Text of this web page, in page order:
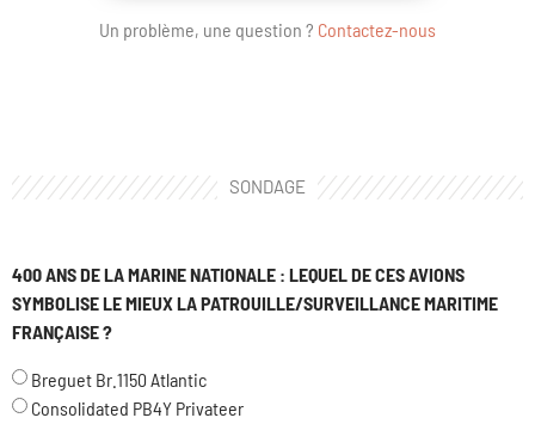
Un problème, une question ? Contactez-nous
SONDAGE
400 ANS DE LA MARINE NATIONALE : LEQUEL DE CES AVIONS
SYMBOLISE LE MIEUX LA PATROUILLE/SURVEILLANCE MARITIME
FRANÇAISE ?
Breguet Br.1150 Atlantic
Consolidated PB4Y Privateer